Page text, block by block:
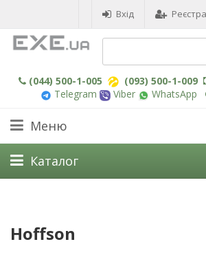
Вхід
(044) 500-1-005 (093) 500-1-009
Telegram
Viber WhatsApp
Меню
Каталог
Hoffson